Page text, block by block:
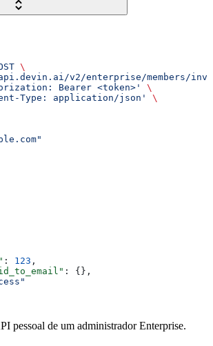
\
v2/enterprise/members/
Bearer <token>'
\
Type: application/json'
\
: 123 ,
: {},
pessoal de um administrador Enterprise.